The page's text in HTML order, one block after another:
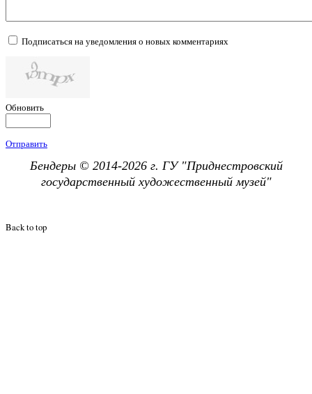
Подписаться на уведомления о новых комментариях
Обновить
Отправить
Бендеры © 2014-2026 г. ГУ "Приднестровский
государственный художественный музей"
Back to top